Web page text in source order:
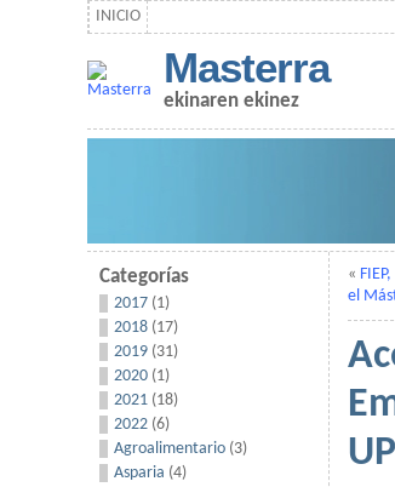
INICIO
Masterra
ekinaren ekinez
Categorías
2017 (1)
2018 (17)
2019 (31)
2020 (1)
2021 (18)
2022 (6)
Agroalimentario (3)
Asparia (4)
«
el